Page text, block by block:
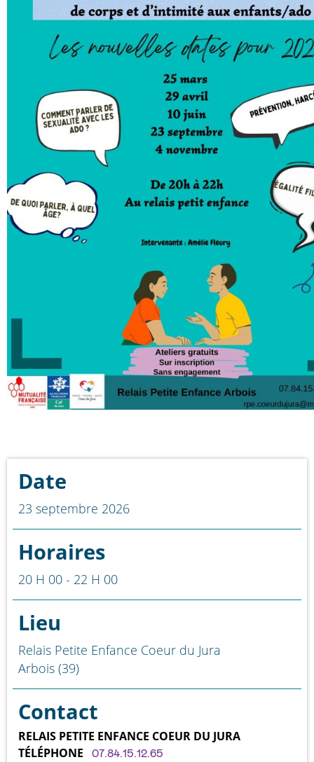
Date
23 septembre 2026
Horaires
20 H 00 - 22 H 00
Lieu
Relais Petite Enfance Coeur du Jura
Arbois (39)
Contact
RELAIS PETITE ENFANCE COEUR DU JURA
TÉLÉPHONE
07.84.15.12.65